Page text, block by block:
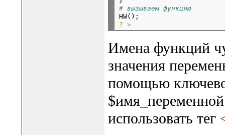
# вызываем функцию
? >
Имена функций
значения
помощью
использовать тег